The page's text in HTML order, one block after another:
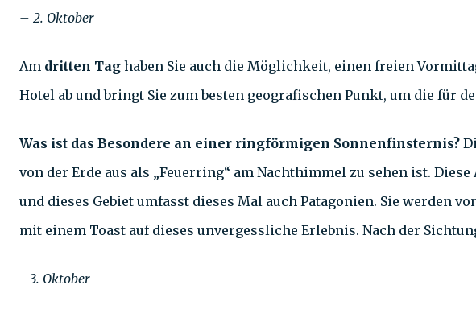
– 2. Oktober
Am dritten Tag haben Sie auch die Möglichkeit, einen freien
Hotel ab und bringt Sie zum besten geografischen Punkt, um die für
Was ist das Besondere an einer ringförmigen Sonnenfinsternis?
von der Erde aus als „Feuerring“ am Nachthimmel zu sehen ist.
und dieses Gebiet umfasst dieses Mal auch Patagonien. Sie werden
mit einem Toast auf dieses unvergessliche Erlebnis. Nach der
- 3. Oktober